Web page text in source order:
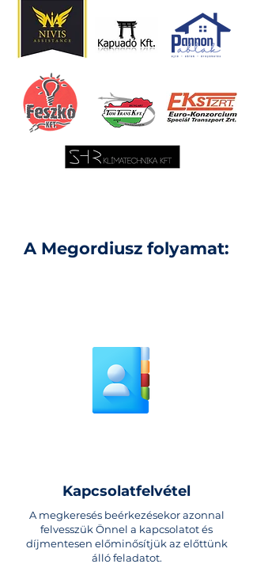
Kapcsolatfelvétel
A megkeresés beérkezésekor azonnal
felvesszük Önnel a kapcsolatot és
díjmentesen előminősítjük az előttünk
álló feladatot.
A Megordiusz folyamat: